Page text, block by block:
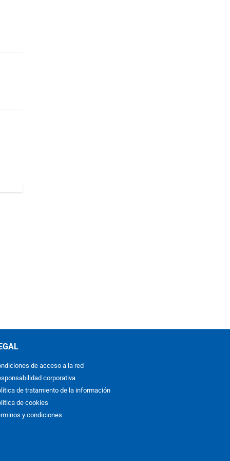
de acceso a la red
corporativa
de tratamiento de la información
de cookies
y condiciones